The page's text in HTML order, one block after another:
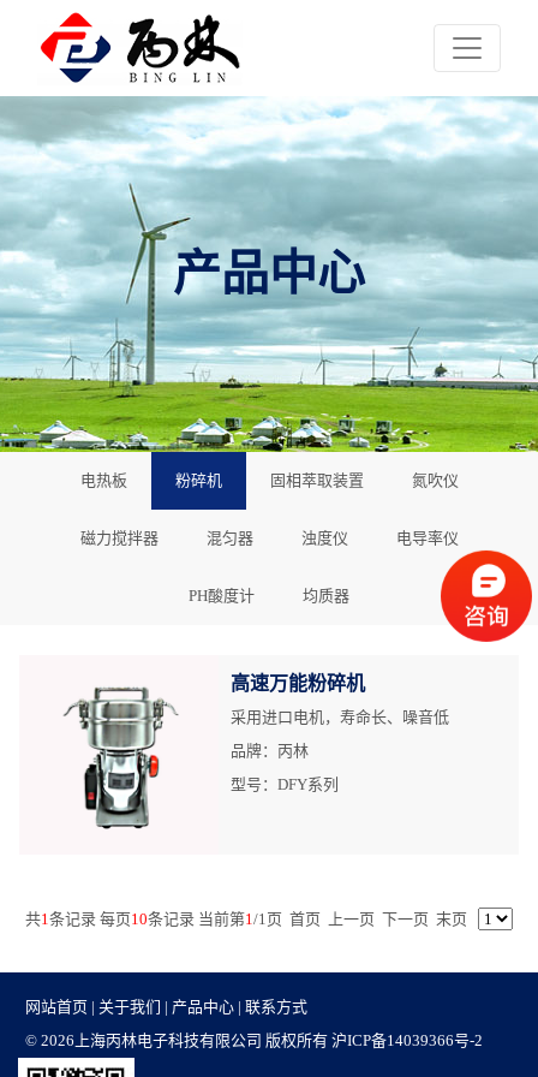
产品中心
电热板 粉碎机 固相萃取装置 氮吹仪
磁力搅拌器 混匀器 浊度仪 电导率仪
PH酸度计 均质器
高速万能粉碎机
采用进口电机，寿命长、噪音低
品牌：丙林
型号：DFY系列
共1条记录 每页10条记录 当前第1/1页 首页 上一页 下一页 末页
网站首页 | 关于我们 | 产品中心 | 联系方式
© 2026上海丙林电子科技有限公司 版权所有 沪ICP备14039366号-2